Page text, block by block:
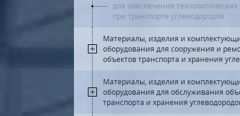
для обеспечения технологических
при транспорте углеводородов
Материалы, изделия и
оборудования для сооружения и
объектов транспорта и хранения
Материалы, изделия и
оборудования для обслуживания
транспорта и хранения